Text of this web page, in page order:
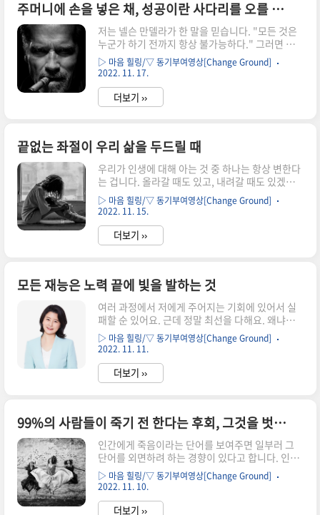
어와 같습니다. 당신이 새로운 일이나 인생을 시작
할 때마다 바람이 새나가죠. 그러니 계속해서 바람
을 넣어줘야 합니다. "난 나를 믿어" 여러분 감정의
95%는 자신에게 어떻게 말하는지에 따라 결정됩
니다. 자신에게 긍정적으로 말하면 긍정적인 감정
을 갖게 됩니다. 자신감..
주머니에 손을 넣은 채, 성공이란 사다리를 오를 수는 없습니다!!
저는 넬슨 만델라가 한 말을 믿습니다. "모든 것은
누군가 하기 전까지 항상 불가능하다." 그러면 여
러분은 '오, 가능하겠네요'라고 하겠죠. 제 생각에
성공의 비밀은 여러분이 작은 마을에서 왔는지 도
은 무엇보다도 정말 열심히 해야 한다는 겁니다. 두
번째는 아주 명확한 비전이 있어야 합니다. 바로 여
사람들은 시간에 문제가 있습니다. 하지만 하루는
'워... 저는 8시간 필요해요.'라고 하겠죠. 제 말은,
조금 더 일찍 자라는 거죠. 요점은 우리가 6시간을
잔다는 거죠. 여러분은 24시간 중 18시간을 사용할
..
▷ 마음 힐링/▽ 동기부여영상[Change Ground]
2022. 11. 17.
더보기 ››
끝없는 좌절이 우리 삶을 두드릴 때
우리가 인생에 대해 아는 것 중 하나는 항상 변한다
는 겁니다. 올라갈 때도 있고, 내려갈 때도 있겠죠.
일이 너무 잘 풀리다가 안 풀리는 날도 있을 겁니다.
행복한 날이 있고, 슬픈 날이 있겠죠. 이런 걸 인생
시작할 때 이 현실을 받아들이게 됩니다. 항상 안정
된 삶을 살 수 없다는 현실이죠. 당신은 어느 정도
이럴때는 누구나 기분이 좋습니다. 건강하고, 고지
때는 누구나 긍정적일 수 있어요. 누구나 넓은 시각
을 가질 수 있어요. 이런 상황에서는 누구나 신념을
가질 수 있습니다. 하지만, 진짜 도전은 정신적, ..
▷ 마음 힐링/▽ 동기부여영상[Change Ground]
2022. 11. 15.
더보기 ››
모든 재능은 노력 끝에 빛을 발하는 것
여러 과정에서 저에게 주어지는 기회에 있어서 실
패할 순 있어요. 근데 정말 최선을 다해요. 왜냐하
면 실패해서 내가 물러나도라도 뒤돌아 보지 않도
록, 이게 내 탓이 되지 않도록, '나는 최선을 다했어'
를 항상 주는 삶을 살고 있고 그러다 보니 못 이룬게
없는 삶이 돼버렸어요. 내가 사랑하는 가족 단 한명
단하고 길이 안보이는데 어떤 시험을 준비할 때 여
기서 밀리면 너무 앞이 깜깜한 거에요. 기댈 데가 없
어요. 서울대에도 어찌어찌 갔는데 아무 생활비도
없고 친구들하고 놀 여유도 없고 생일이라고 만나
자 해도 밥 사줄 돈도 없고, 만나자 연락 오는데 피
하게 되고,..
▷ 마음 힐링/▽ 동기부여영상[Change Ground]
2022. 11. 11.
더보기 ››
99%의 사람들이 죽기 전 한다는 후회, 그것을 벗어나는 참 괜찮은 태도!?
인간에게 죽음이라는 단어를 보여주면 일부러 그
단어를 외면하려 하는 경향이 있다고 합니다. 인간
이 가장 두려워 하는 것이 죽음이고 그 자체로 트라
우마이기때문에 우리의 무의식은 죽음과 관련된 것
들은 죽음에 대해서 그냥 외면하고 사는 것이 행복
▷ 마음 힐링/▽ 동기부여영상[Change Ground]
2022. 11. 10.
더보기 ››